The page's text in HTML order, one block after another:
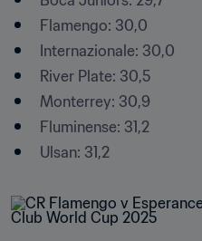
Flamengo: 30,0
Internazionale: 30,0
River Plate: 30,5
Monterrey: 30,9
Fluminense: 31,2
Ulsan: 31,2